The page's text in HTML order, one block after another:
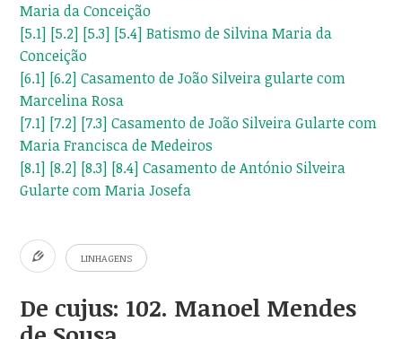
Maria da Conceição
[5.1] [5.2] [5.3] [5.4] Batismo de Silvina Maria da
Conceição
[6.1] [6.2] Casamento de João Silveira gularte com
Marcelina Rosa
[7.1] [7.2] [7.3] Casamento de João Silveira Gularte com
Maria Francisca de Medeiros
[8.1] [8.2] [8.3] [8.4] Casamento de António Silveira
Gularte com Maria Josefa
LINHAGENS
De cujus: 102. Manoel Mendes